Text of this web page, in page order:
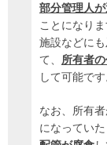
部分管理人
ことになり
施設などに
て、 所有者
して可能です
なお、所有
になってい